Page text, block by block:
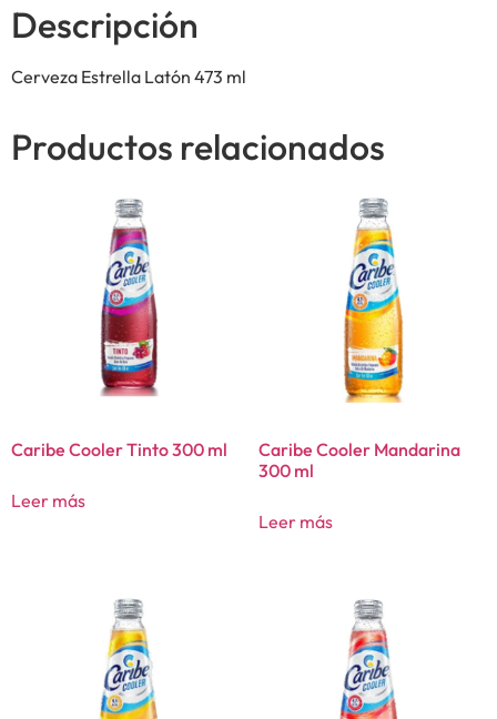
Descripción
Cerveza Estrella Latón 473 ml
Productos relacionados
Caribe Cooler Tinto 300 ml
Leer más
Caribe Cooler Mandarina
300 ml
Leer más